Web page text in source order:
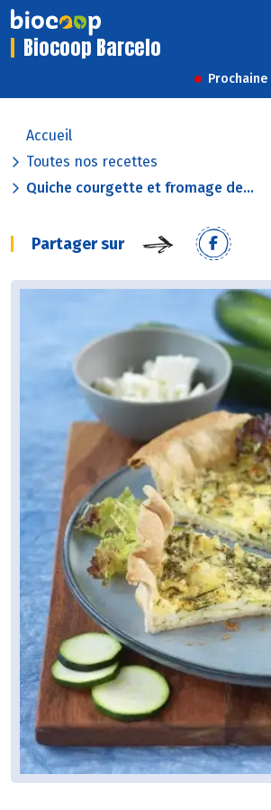
Biocoop Barcelo
Accueil
Toutes nos recettes
Quiche courgette et fromage de...
Partager sur